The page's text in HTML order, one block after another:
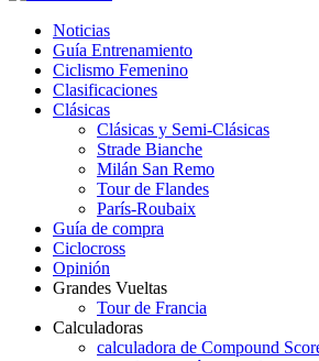
Noticias
Guía Entrenamiento
Ciclismo Femenino
Clasificaciones
Clásicas
Clásicas y Semi-Clásicas
Strade Bianche
Milán San Remo
Tour de Flandes
París-Roubaix
Guía de compra
Ciclocross
Opinión
Grandes Vueltas
Tour de Francia
Calculadoras
calculadora de Compound